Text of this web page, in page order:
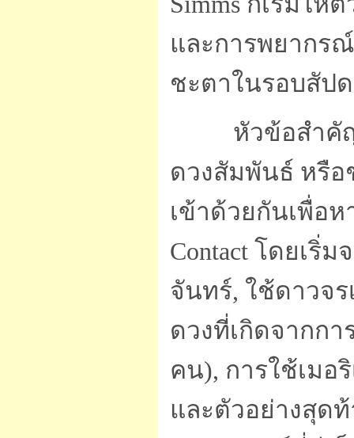
และการพยากร
ชะตาในรอบสัป
หัวข้อสำคั
ดวงสัมพันธ์ หรื
เข้าด้วยกันเพื่อห
Contact โดยเริ่
จันทร์, ใช้ดาวจร
ดวงที่เกิดจากก
คน), การใช้เมอ
และตัวอย่างสุด